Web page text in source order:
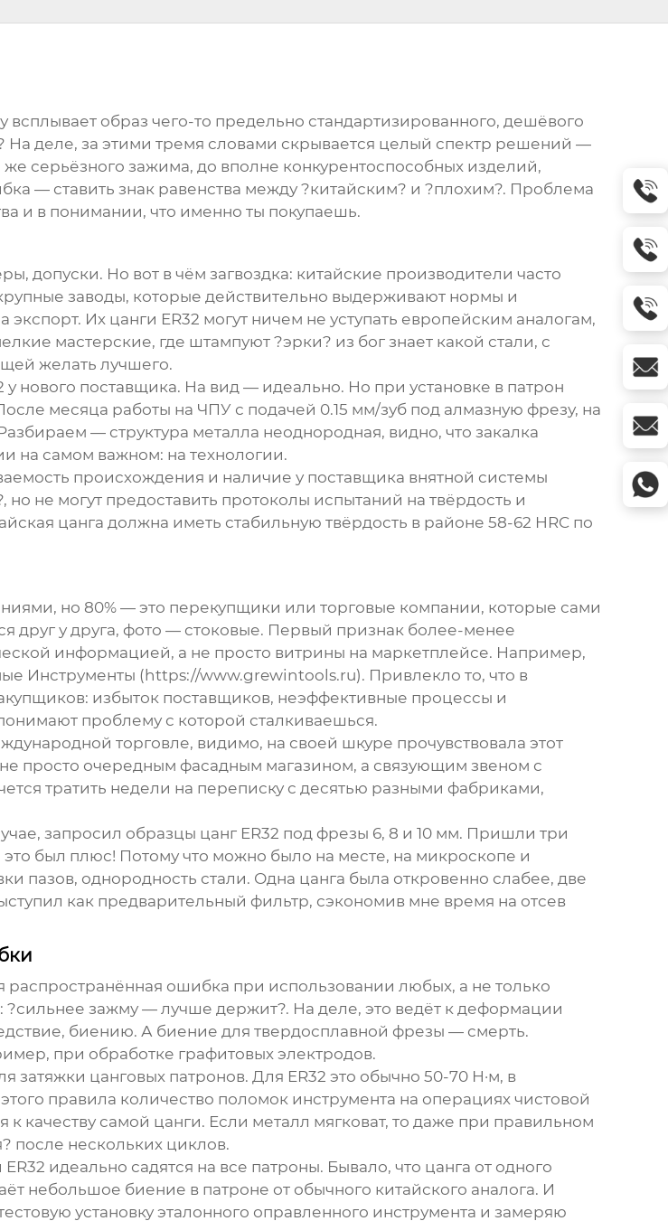
всплывает образ чего-то предельно стандартизированного, дешёвого
На деле, за этими тремя словами скрывается целый спектр решений —
серьёзного зажима, до вполне конкурентоспособных изделий,
— ставить знак равенства между ?китайским? и ?плохим?. Проблема
и в понимании, что именно ты покупаешь.
допуски. Но вот в чём загвоздка: китайские производители часто
заводы, которые действительно выдерживают нормы и
экспорт. Их цанги ER32 могут ничем не уступать европейским аналогам,
мастерские, где штампуют ?эрки? из бог знает какой стали, с
желать лучшего.
у нового поставщика. На вид — идеально. Но при установке в патрон
месяца работы на ЧПУ с подачей 0.15 мм/зуб под алмазную фрезу, на
— структура металла неоднородная, видно, что закалка
на самом важном: на технологии.
происхождения и наличие у поставщика внятной системы
но не могут предоставить протоколы испытаний на твёрдость и
цанга должна иметь стабильную твёрдость в районе 58-62 HRC по
но 80% — это перекупщики или торговые компании, которые сами
друг у друга, фото — стоковые. Первый признак более-менее
информацией, а не просто витрины на маркетплейсе. Например,
Инструменты (https://www.grewintools.ru). Привлекло то, что в
избыток поставщиков, неэффективные процессы и
проблему с которой сталкиваешься.
торговле, видимо, на своей шкуре прочувствовала этот
не просто очередным фасадным магазином, а связующим звеном с
тратить недели на переписку с десятью разными фабриками,
запросил образцы цанг ER32 под фрезы 6, 8 и 10 мм. Пришли три
был плюс! Потому что можно было на месте, на микроскопе и
пазов, однородность стали. Одна цанга была откровенно слабее, две
как предварительный фильтр, сэкономив мне время на отсев
ошибка при использовании любых, а не только
зажму — лучше держит?. На деле, это ведёт к деформации
биению. А биение для твердосплавной фрезы — смерть.
при обработке графитовых электродов.
цанговых патронов. Для ER32 это обычно 50-70 Н·м, в
правила количество поломок инструмента на операциях чистовой
качеству самой цанги. Если металл мягковат, то даже при правильном
после нескольких циклов.
идеально садятся на все патроны. Бывало, что цанга от одного
небольшое биение в патроне от обычного китайского аналога. И
установку эталонного оправленного инструмента и замеряю